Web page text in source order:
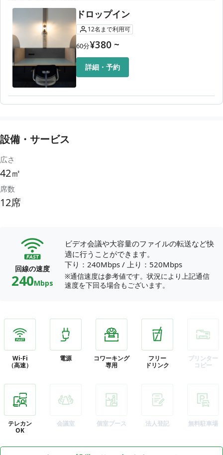
ドロップイン
12名 まで利用可
60分¥380 ~
詳細・予約
設備・サービス
広さ
42㎡
席数
12席
回線の速度
240Mbps
ビデオ会議や大容量のファイルの転送など快
適に行うことができます。
下り：240Mbps / 上り：520Mbps
※通信速度は参考値です。状況により上記通信
速度を下回る場合もございます。
Wi-Fi
（高速）
電源
コワーキング
専用
フリー
ドリンク
プリンター
コピー
テレカン
OK
会議室 個室ブース 法人登記 無料駐車場